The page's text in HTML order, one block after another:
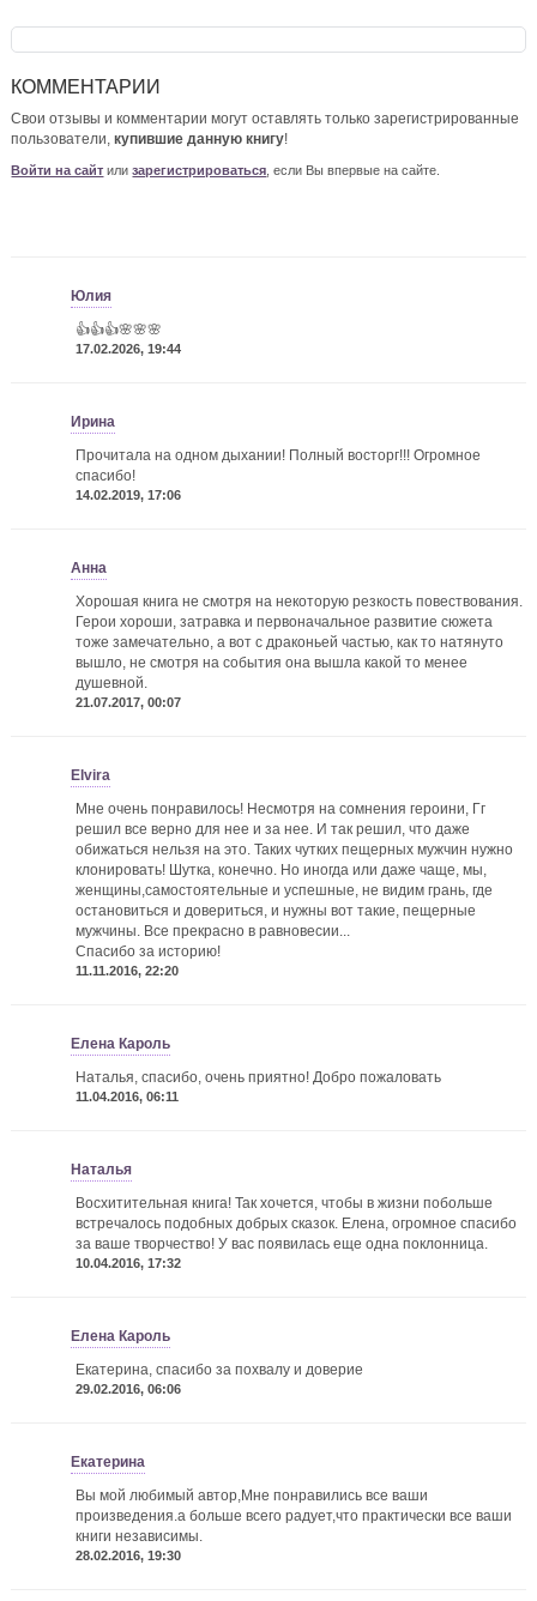
КОММЕНТАРИИ
Свои отзывы и комментарии могут оставлять только зарегистрированные
пользователи,купившие данную книгу!
Войти на сайт илизарегистрироваться , если Вы впервые на сайте.
Юлия
👍👍👍🌸🌸🌸
17.02.2026, 19:44
Ирина
Прочитала на одном дыхании! Полный восторг!!! Огромное
спасибо!
14.02.2019, 17:06
Анна
Хорошая книга не смотря на некоторую резкость повествования.
Герои хороши, затравка и первоначальное развитие сюжета
тоже замечательно, а вот с драконьей частью, как то натянуто
вышло, не смотря на события она вышла какой то менее
душевной.
21.07.2017, 00:07
Elvira
Мне очень понравилось! Несмотря на сомнения героини, Гг
решил все верно для нее и за нее. И так решил, что даже
обижаться нельзя на это. Таких чутких пещерных мужчин нужно
клонировать! Шутка, конечно. Но иногда или даже чаще, мы,
женщины,самостоятельные и успешные, не видим грань, где
остановиться и довериться, и нужны вот такие, пещерные
мужчины. Все прекрасно в равновесии...
Спасибо за историю!
11.11.2016, 22:20
Елена Кароль
Наталья, спасибо, очень приятно! Добро пожаловать
11.04.2016, 06:11
Наталья
Восхитительная книга! Так хочется, чтобы в жизни побольше
встречалось подобных добрых сказок. Елена, огромное спасибо
за ваше творчество! У вас появилась еще одна поклонница.
10.04.2016, 17:32
Елена Кароль
Екатерина, спасибо за похвалу и доверие
29.02.2016, 06:06
Екатерина
Вы мой любимый автор,Мне понравились все ваши
произведения.а больше всего радует,что практически все ваши
книги независимы.
28.02.2016, 19:30